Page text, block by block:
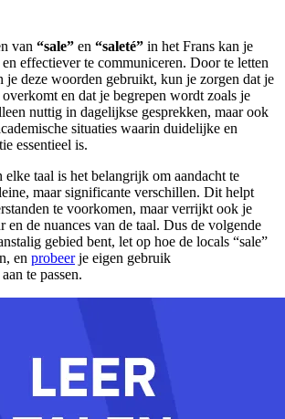
van “sale” en “saleté” in het Frans kan je
effectiever te communiceren. Door te letten
je deze woorden gebruikt, kun je zorgen dat je
en dat je begrepen wordt zoals je
nuttig in dagelijkse gesprekken, maar ook
situaties waarin duidelijke en
essentieel is.
elke taal is het belangrijk om aandacht te
maar significante verschillen. Dit helpt
te voorkomen, maar verrijkt ook je
en de nuances van de taal. Dus de volgende
gebied bent, let op hoe de locals “sale”
en probeerje eigen gebruik
te passen.